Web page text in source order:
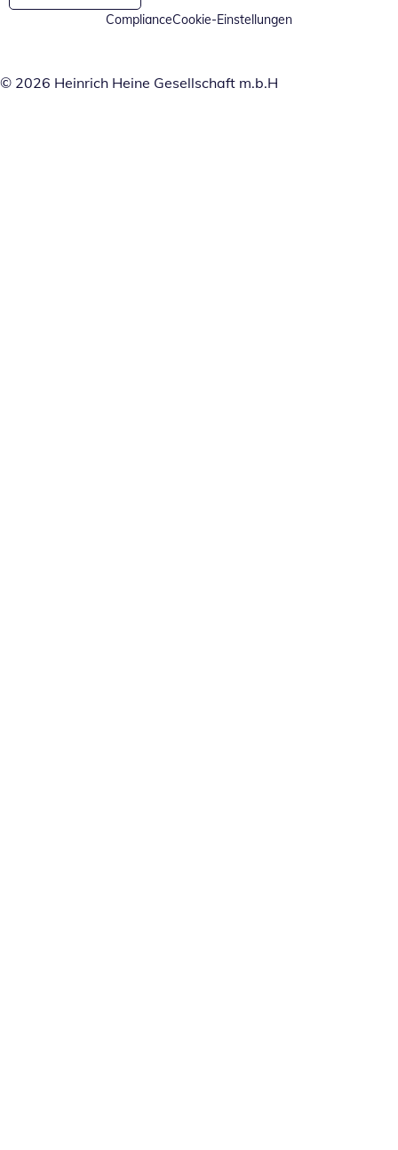
ComplianceCookie-Einstellungen
© 2026 Heinrich Heine Gesellschaft m.b.H